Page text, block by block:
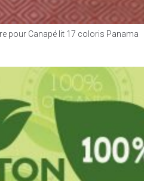
pour Canapé lit 17 coloris Panama